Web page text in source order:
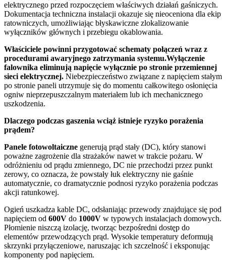
elektrycznego przed rozpoczęciem właściwych działań gaśniczych.
Dokumentacja techniczna instalacji okazuje się nieoceniona dla ekip
ratowniczych, umożliwiając błyskawiczne zlokalizowanie
wyłączników głównych i przebiegu okablowania.
Właściciele powinni przygotować schematy połączeń wraz z
procedurami awaryjnego zatrzymania systemu.Wyłączenie
falownika eliminują napięcie wyłącznie po stronie przemiennej
sieci elektrycznej. Niebezpieczeństwo związane z napięciem stałym
po stronie paneli utrzymuje się do momentu całkowitego osłonięcia
ogniw nieprzepuszczalnym materiałem lub ich mechanicznego
uszkodzenia.
Dlaczego podczas gaszenia wciąż istnieje ryzyko porażenia
prądem?
Panele fotowoltaiczne generują prąd stały (DC), który stanowi
poważne zagrożenie dla strażaków nawet w trakcie pożaru. W
odróżnieniu od prądu zmiennego, DC nie przechodzi przez punkt
zerowy, co oznacza, że powstały łuk elektryczny nie gaśnie
automatycznie, co dramatycznie podnosi ryzyko porażenia podczas
akcji ratunkowej.
Ogień uszkadza kable DC, odsłaniając przewody znajdujące się pod
napięciem od 600V do 1000V w typowych instalacjach domowych.
Płomienie niszczą izolację, tworząc bezpośredni dostęp do
elementów przewodzących prąd. Wysokie temperatury deformują
skrzynki przyłączeniowe, naruszając ich szczelność i eksponując
komponenty pod napięciem.